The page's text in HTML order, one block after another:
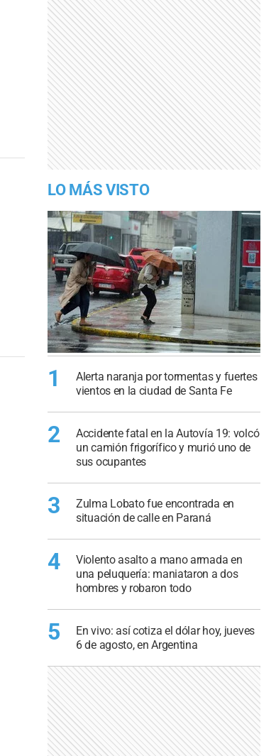
LO MÁS VISTO
1
Alerta naranja por tormentas y fuertes
vientos en la ciudad de Santa Fe
2
Accidente fatal en la Autovía 19: volcó
un camión frigorífico y murió uno de
sus ocupantes
3
Zulma Lobato fue encontrada en
situación de calle en Paraná
4
Violento asalto a mano armada en
una peluquería: maniataron a dos
hombres y robaron todo
5
En vivo: así cotiza el dólar hoy, jueves
6 de agosto, en Argentina